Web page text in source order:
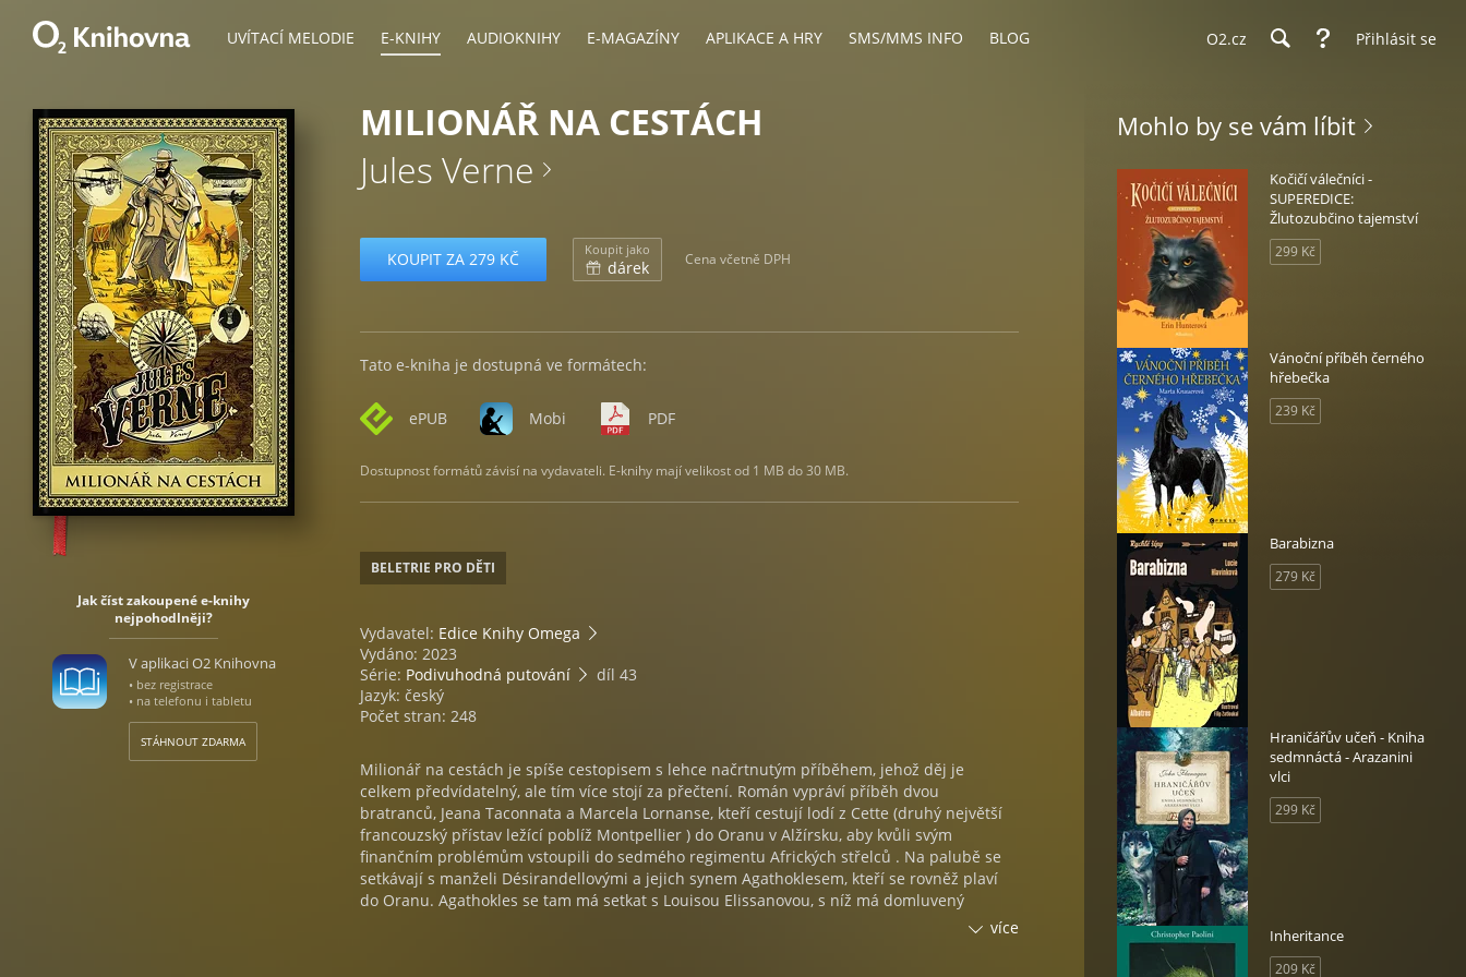
UVÍTACÍ MELODIE E-KNIHY AUDIOKNIHY E-MAGAZÍNY APLIKACE A HRY SMS/MMS INFO BLOG O2.cz Přihlásit se
Jak číst zakoupené e-knihy
nejpohodlněji?
V aplikaci O2 Knihovna
• bez registrace
• na telefonu i tabletu
STÁHNOUT ZDARMA
MILIONÁŘ NA CESTÁCH
Jules Verne
KOUPIT ZA 279 KČ Koupit jako
dárek Cena včetně DPH
Tato e-kniha je dostupná ve formátech:
ePUB Mobi PDF
Dostupnost formátů závisí na vydavateli. E-knihy mají velikost od 1 MB do 30 MB.
BELETRIE PRO DĚTI
Vydavatel: Edice Knihy Omega
Vydáno: 2023
Série: Podivuhodná putování
díl 43
Jazyk: český
Počet stran: 248
Milionář na cestách je spíše cestopisem s lehce načrtnutým příběhem, jehož děj je
celkem předvídatelný, ale tím více stojí za přečtení. Román vypráví příběh dvou
bratranců, Jeana Taconnata a Marcela Lornanse, kteří cestují lodí z Cette (druhý největší
francouzský přístav ležící poblíž Montpellier ) do Oranu v Alžírsku, aby kvůli svým
finančním problémům vstoupili do sedmého regimentu Afrických střelců . Na palubě se
setkávají s manželi Désirandellovými a jejich synem Agathoklesem, kteří se rovněž plaví
do Oranu. Agathokles se tam má setkat s Louisou Elissanovou, s níž má domluvený
více
Mohlo by se vám líbit
Kočičí válečníci -
SUPEREDICE:
Žlutozubčino tajemství
299 Kč
Vánoční příběh černého
hřebečka
239 Kč
Barabizna
279 Kč
Hraničářův učeň - Kniha
sedmnáctá - Arazanini
vlci
299 Kč
Inheritance
209 Kč